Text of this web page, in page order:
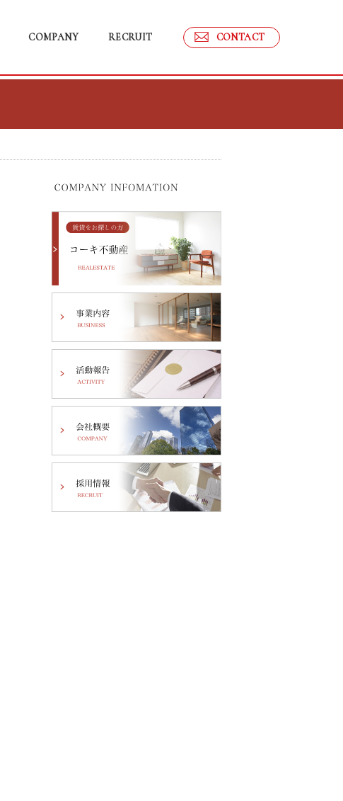
COMPANY RECRUIT CONTACT